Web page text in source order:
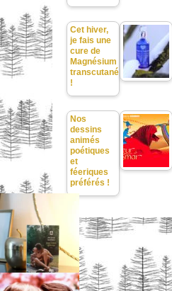
Cet hiver,
je fais une
cure de
Magnésium
transcutané
!
Nos
dessins
animés
poétiques
et
féeriques
préférés !